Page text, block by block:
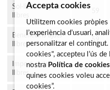
Sol·licituds ajuts
Beneficiaris ajuts
llibres
59
Import ajuts
llibres
2.405,15
Accepta cookies
Utilitzem cookies
l’experiència d’usuari,
personalitzar el
cookies", accepteu l’ús
nostra Política de cookies
quines cookies voleu
cookies”.